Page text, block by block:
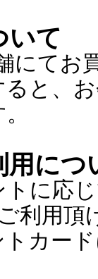
て
にてお
ると、
につ
に応
利用頂
カード